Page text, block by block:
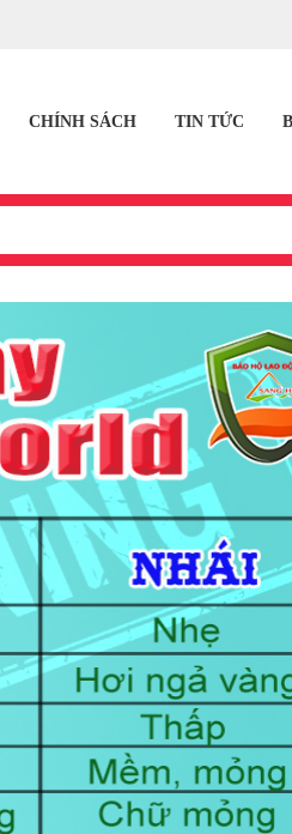
CHÍNH SÁCH TIN TỨC